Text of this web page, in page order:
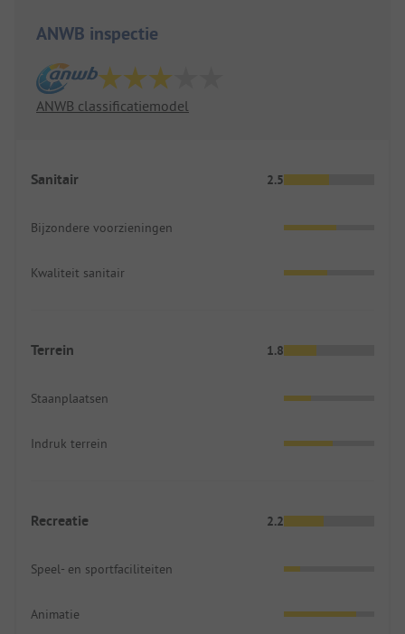
ANWB inspectie
ANWB classificatiemodel
Sanitair 2.5
Bijzondere voorzieningen
Kwaliteit sanitair
Terrein 1.8
Staanplaatsen
Indruk terrein
Recreatie 2.2
Speel- en sportfaciliteiten
Animatie